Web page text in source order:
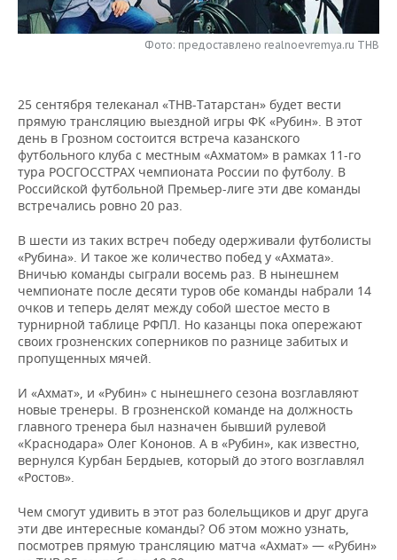
НЕФТЕХИМИЯ
ЭНЕРГЕТИКА
РОЗНИЧНАЯ ТОРГОВЛЯ
УСЛУГИ
НОВОСТИ ТЕХНОЛОГИЙ
МЕДИА
ТЕЛЕКОММУНИКАЦИИ
МЕРОПРИЯТИЯ
ВЫЕЗДНАЯ РЕДАКЦИЯ
БИЗНЕС-БРАНЧИ
ONLINE-КОНФЕРЕНЦИИ
ОТКРЫТАЯ ЛЕКЦИЯ
НОВОСТИ СПОРТА
ФУТБОЛ
ХОККЕЙ
БАСКЕТБОЛ
ВОЛЕЙБОЛ
КИБЕРСПОРТ
ФИГУРНОЕ КАТАНИЕ
ВОДНЫЕ ВИДЫ СПОРТА
ХОККЕЙ С МЯЧОМ
ОБЩЕСТВО
НОВОСТИ ОБЩЕСТВА
ВЛАСТЬ
ИНФРАСТРУКТУРА
ИСТОРИЯ
КУЛЬТУРА
МЕДИЦИНА
ОБРАЗОВАНИЕ
ПРОИСШЕСТВИЯ
ФОТОГАЛЕРЕЯ
СЮЖЕТЫ
СПРАВОЧНИК
СПИСОК ПЕРСОН
СПИСОК КОМПАНИЙ
ПОЛНАЯ ВЕРСИЯ
Фото: предоставлено realnoevremya.ru ТНВ
25 сентября телеканал «ТНВ-Татарстан» будет вести
прямую трансляцию выездной игры ФК «Рубин». В этот
день в Грозном состоится встреча казанского
футбольного клуба с местным «Ахматом» в рамках 11-го
тура РОСГОССТРАХ чемпионата России по футболу. В
Российской футбольной Премьер-лиге эти две команды
встречались ровно 20 раз.
В шести из таких встреч победу одерживали футболисты
«Рубина». И такое же количество побед у «Ахмата».
Вничью команды сыграли восемь раз. В нынешнем
чемпионате после десяти туров обе команды набрали 14
очков и теперь делят между собой шестое место в
турнирной таблице РФПЛ. Но казанцы пока опережают
своих грозненских соперников по разнице забитых и
пропущенных мячей.
И «Ахмат», и «Рубин» с нынешнего сезона возглавляют
новые тренеры. В грозненской команде на должность
главного тренера был назначен бывший рулевой
«Краснодара» Олег Кононов. А в «Рубин», как известно,
вернулся Курбан Бердыев, который до этого возглавлял
«Ростов».
Чем смогут удивить в этот раз болельщиков и друг друга
эти две интересные команды? Об этом можно узнать,
посмотрев прямую трансляцию матча «Ахмат» — «Рубин»